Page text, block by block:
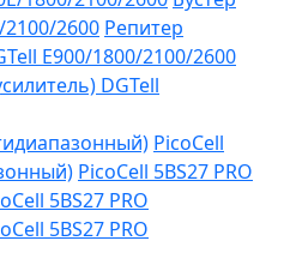
2100/2600 Репитер
Е900/1800/2100/2600
DGTell
PicoCell
PicoCell 5BS27 PRO
5BS27 PRO
5BS27 PRO